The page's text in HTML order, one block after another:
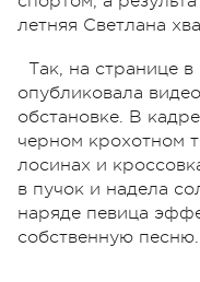
летняя Светлана
Так, на странице
опубликовала
обстановке. В
черном крохотном
лосинах и
в пучок и надела
наряде певица
собственную песню.